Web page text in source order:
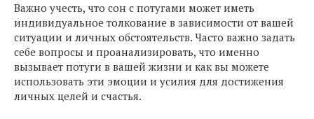
Важно учесть, что сон с потугами может иметь
индивидуальное толкование в зависимости от вашей
ситуации и личных обстоятельств. Часто важно задать
себе вопросы и проанализировать, что именно
вызывает потуги в вашей жизни и как вы можете
использовать эти эмоции и усилия для достижения
личных целей и счастья.